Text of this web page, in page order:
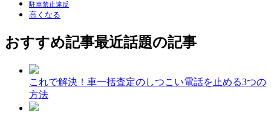
駐車禁止違反
高くなる
おすすめ記事最近話題の記事
これで解決！車一括査定のしつこい電話を止める3つの
方法